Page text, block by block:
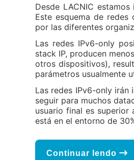
Desde LACNIC
Este esquema de
por las diferentes
Las redes IPv6-only
stack IP, producen
otros dispositivos),
parámetros usualmente
Las redes IPv6-only
seguir para muchos
usuario final es superior
está en el entorno de
Continuar lendo